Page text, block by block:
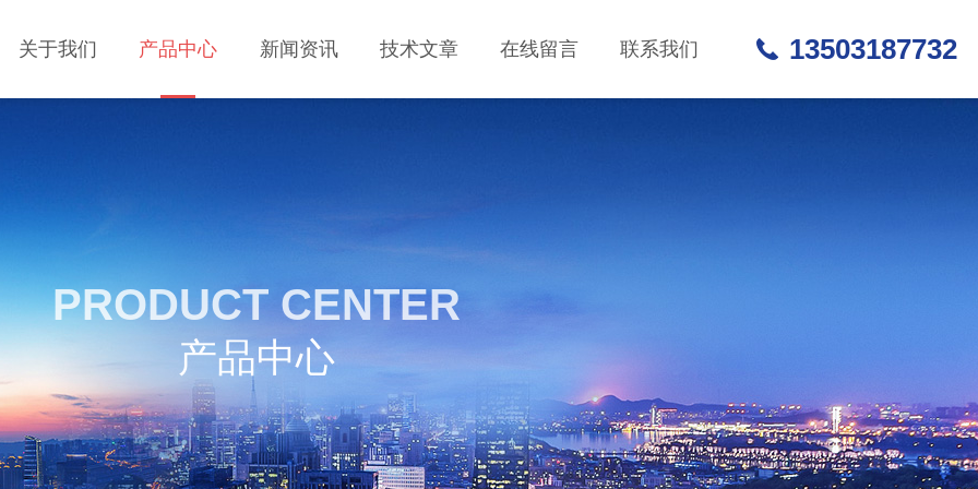
关于我们 产品中心 新闻资讯 技术文章 在线留言 联系我们 13503187732
PRODUCT CENTER
产品中心